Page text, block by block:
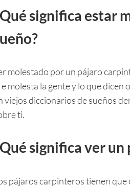
significa estar
molestado por un pájaro
molesta la gente y lo que
viejos diccionarios de sueños
ti.
significa ver
pájaros carpinteros tienen